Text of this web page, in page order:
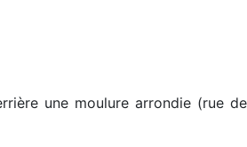
une moulure arrondie (rue de